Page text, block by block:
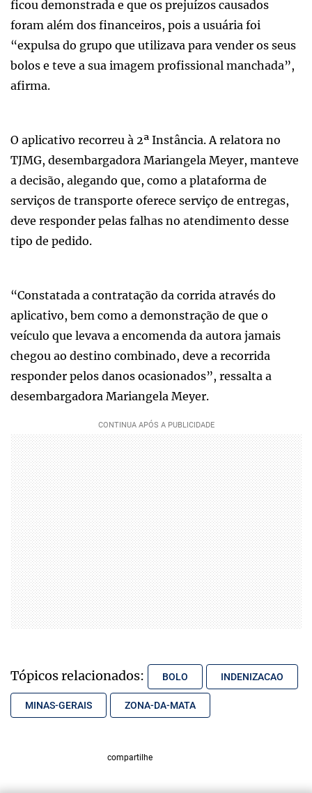
ficou demonstrada e que os prejuízos causados
foram além dos financeiros, pois a usuária foi
“expulsa do grupo que utilizava para vender os seus
bolos e teve a sua imagem profissional manchada”,
afirma.
O aplicativo recorreu à 2ª Instância. A relatora no
TJMG, desembargadora Mariangela Meyer, manteve
a decisão, alegando que, como a plataforma de
serviços de transporte oferece serviço de entregas,
deve responder pelas falhas no atendimento desse
tipo de pedido.
“Constatada a contratação da corrida através do
aplicativo, bem como a demonstração de que o
veículo que levava a encomenda da autora jamais
chegou ao destino combinado, deve a recorrida
responder pelos danos ocasionados”, ressalta a
desembargadora Mariangela Meyer.
Tópicos relacionados: BOLO INDENIZACAO
MINAS-GERAIS ZONA-DA-MATA
compartilhe